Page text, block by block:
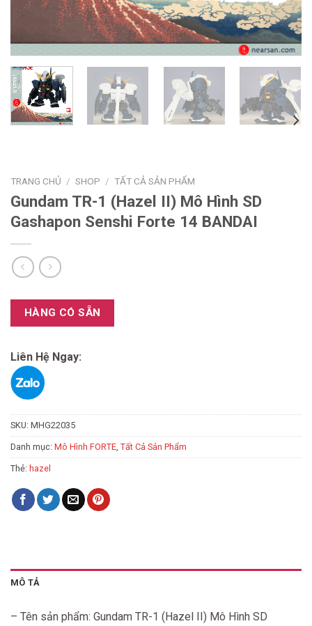
TRANG CHỦ / SHOP / TẤT CẢ SẢN PHẨM
Gundam TR-1 (Hazel II) Mô Hình SD
Gashapon Senshi Forte 14 BANDAI
HÀNG CÓ SẴN
Liên Hệ Ngay:
SKU: MHG22035
Danh mục: Mô Hình FORTE Tất Cả Sản Phẩm
Thẻ: hazel
MÔ TẢ
– Tên sản phẩm: Gundam TR-1 (Hazel II) Mô Hình SD